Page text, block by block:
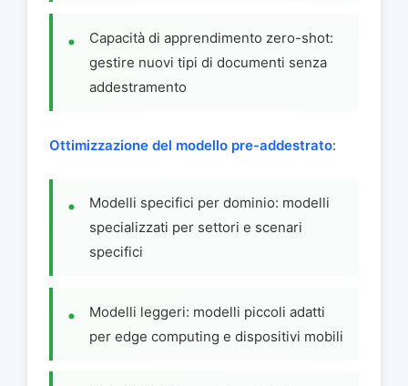
Capacità di apprendimento zero-shot:
gestire nuovi tipi di documenti senza
addestramento
Ottimizzazione del modello pre-addestrato:
Modelli specifici per dominio: modelli
specializzati per settori e scenari
specifici
Modelli leggeri: modelli piccoli adatti
per edge computing e dispositivi mobili